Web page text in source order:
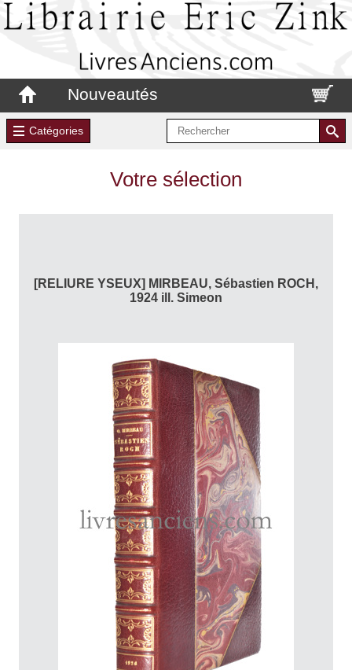
Nouveautés
Catégories
Votre sélection
[RELIURE YSEUX] MIRBEAU, Sébastien ROCH,
1924 ill. Simeon